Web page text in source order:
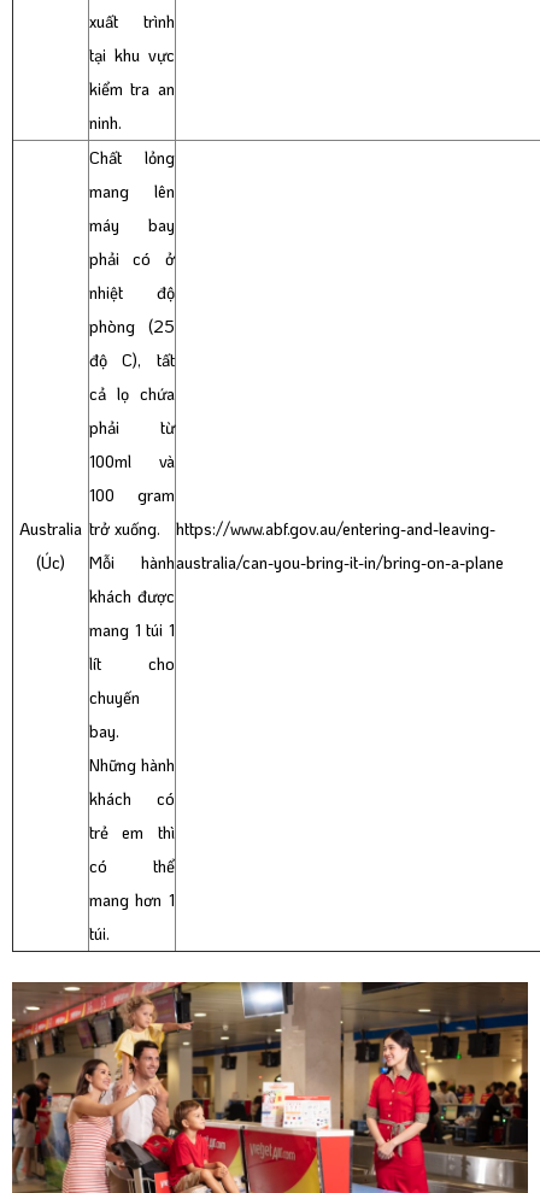
xuất trình
tại khu vực
kiểm tra an
ninh.
Australia
(Úc)
Chất lỏng
mang lên
máy bay
phải có ở
nhiệt độ
phòng (25
độ C), tất
cả lọ chứa
phải từ
100ml và
100 gram
trở xuống.
Mỗi hành
khách được
mang 1 túi 1
lít cho
chuyến
bay.
Những hành
khách có
trẻ em thì
có thể
mang hơn 1
túi.
https://www.abf.gov.au/entering-and-leaving-
australia/can-you-bring-it-in/bring-on-a-plane